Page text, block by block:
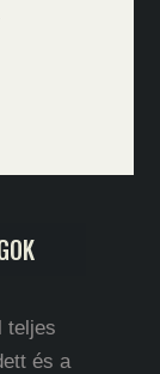
teljes
és a